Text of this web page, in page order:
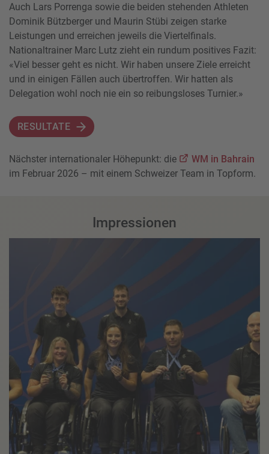
Auch Lars Porrenga sowie die beiden stehenden Athleten
Dominik Bützberger und Maurin Stübi zeigen starke
Leistungen und erreichen jeweils die Viertelfinals.
Nationaltrainer Marc Lutz zieht ein rundum positives Fazit:
«Viel besser geht es nicht. Wir haben unsere Ziele erreicht
und in einigen Fällen auch übertroffen. Wir hatten als
Delegation wohl noch nie ein so reibungsloses Turnier.»
RESULTATE
Nächster internationaler Höhepunkt: die
WM in Bahrain
im Februar 2026 – mit einem Schweizer Team in Topform.
Impressionen